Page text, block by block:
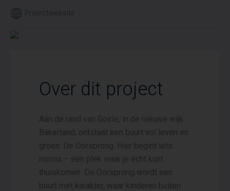
Over dit project
Aan de rand van Goirle, in de nieuwe wijk
Bakertand, ontstaat een buurt vol leven en
groen: De Oorsprong. Hier begint iets
moois – een plek waar je écht kunt
thuiskomen. De Oorsprong wordt een
buurt met karakter, waar kinderen buiten